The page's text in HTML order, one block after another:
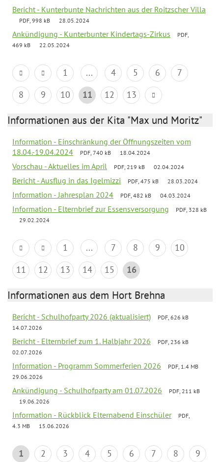
Bericht - Kunterbunte Nachrichten aus der Roitzscher Villa
PDF, 998 kB 28.05.2024
Ankündigung - Kunterbunter Kindertags-Zirkus
PDF,
469 kB
22.05.2024
1 ... 4 5 6
7
8
9 10 11 12 13
Informationen aus der Kita "Max und Moritz"
Information - Einschränkung der Öffnungszeiten vom
18.04.-19.04.2024
PDF, 740 kB 18.04.2024
Vorschau - Aktuelles im April PDF, 219 kB 02.04.2024
Bericht - Ausflug in das Igelmizzi PDF, 475 kB 28.03.2024
Information - Jahresplan 2024 PDF, 482 kB 04.03.2024
Information - Elternbrief zur Essensversorgung
PDF, 328 kB
29.02.2024
1 ... 7 8 9
10
11
12 13 14 15 16
Informationen aus dem Hort Brehna
Bericht - Schulhofparty 2026 (aktualisiert)
PDF, 626 kB
14.07.2026
Bericht - Elternbrief zum 1. Halbjahr 2026
PDF, 236 kB
02.07.2026
Information - Programm Sommerferien 2026
PDF, 1.4 MB
29.06.2026
Ankündigung - Schulhofparty am 01.07.2026
PDF, 211 kB
19.06.2026
Information - Rückblick Elternabend Einschüler
PDF,
4.3 MB
15.06.2026
1 2 3 4 5 6 7 8
9